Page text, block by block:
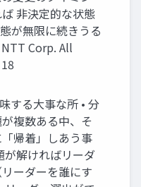
非決定的な状態
が無限に続きうる
Corp. All
する大事な所 • 分
複数ある中、そ
帰着」しあう事
が解ければリーダ
ーダーを誰にす